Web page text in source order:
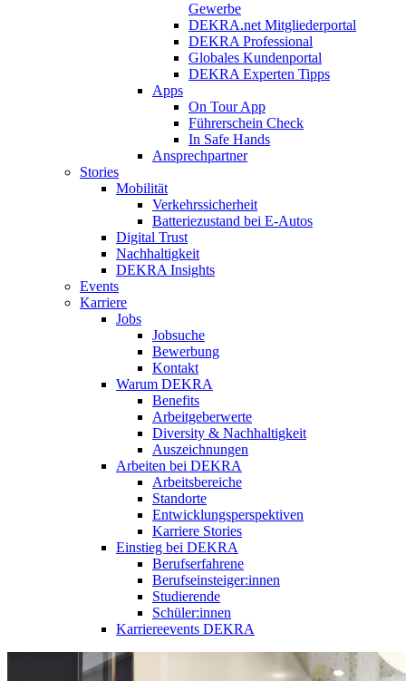
Gewerbe
DEKRA.net Mitgliederportal
DEKRA Professional
Globales Kundenportal
DEKRA Experten Tipps
Apps
On Tour App
Führerschein Check
In Safe Hands
Ansprechpartner
Stories
Mobilität
Verkehrssicherheit
Batteriezustand bei E-Autos
Digital Trust
Nachhaltigkeit
DEKRA Insights
Events
Karriere
Jobs
Jobsuche
Bewerbung
Kontakt
Warum DEKRA
Benefits
Arbeitgeberwerte
Diversity & Nachhaltigkeit
Auszeichnungen
Arbeiten bei DEKRA
Arbeitsbereiche
Standorte
Entwicklungsperspektiven
Karriere Stories
Einstieg bei DEKRA
Berufserfahrene
Berufseinsteiger:innen
Studierende
Schüler:innen
Karriereevents DEKRA